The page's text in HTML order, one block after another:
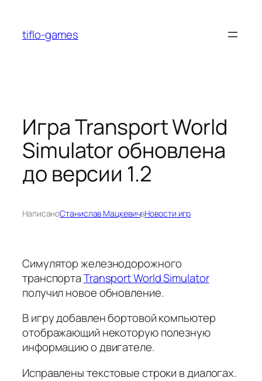
содержимому
tiflo-games
Игра Transport World
Simulator обновлена
до версии 1.2
НаписаноСтанислав МацкевичвНовости игр
Симулятор железнодорожного
транспортаTransport World Simulator
получил новое обновление.
В игру добавлен бортовой компьютер
отображающий некоторую полезную
информацию о двигателе.
Исправлены текстовые строки в диалогах.